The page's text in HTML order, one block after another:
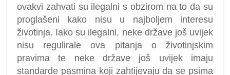
ovakvi zahvati su ilegalni s obzirom na to da su
proglašeni kako nisu u najboljem interesu
životinja. Iako su ilegalni, neke države još uvijek
nisu regulirale ova pitanja o životinjskim
pravima te neke države još uvijek imaju
standarde pasmina koji zahtijevaju da se psima